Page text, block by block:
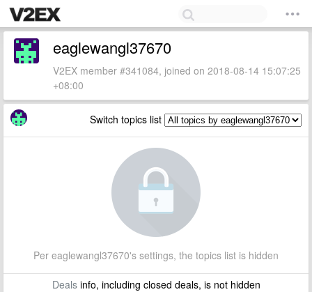
eaglewangl37670
V2EX member #341084, joined on 2018-08-14 15:07:25
+08:00
Switch topics list
Per eaglewangl37670's settings, the topics list is hidden
Dealsinfo, including closed deals, is not hidden